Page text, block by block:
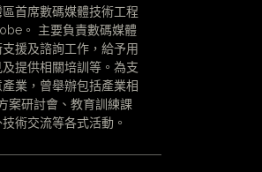
首席數碼媒體技術工程
。 主要負責數碼媒體
援及諮詢工作，給予用
及提供相關培訓等。為支
業，曾舉辦包括產業相
案研討會、教育訓練課
術交流等各式活動。